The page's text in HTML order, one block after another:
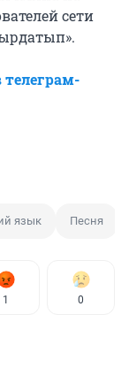
сети
телеграм-
язык Песня
1 0